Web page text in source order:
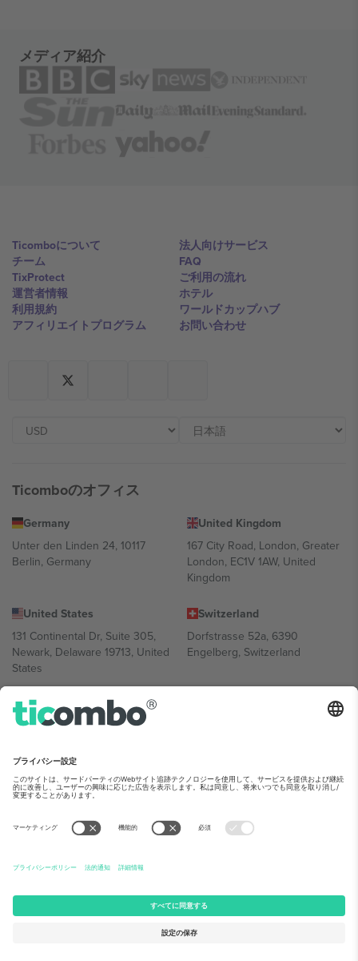
メディア紹介
Ticomboについて
チーム
TixProtect
運営者情報
利用規約
アフィリエイトプログラム
法人向けサービス
FAQ
ご利用の流れ
ホテル
ワールドカップハブ
お問い合わせ
Ticomboのオフィス
Germany
Unter den Linden 24, 10117
Berlin, Germany
United Kingdom
167 City Road, London, Greater
London, EC1V 1AW, United
Kingdom
United States
131 Continental Dr, Suite 305,
Newark, Delaware 19713, United
States
Switzerland
Dorfstrasse 52a, 6390
Engelberg, Switzerland
Bulgaria
Regus Sofia City West, bul
Bulgaria
Mexico
Av Chapultepec 360, Roma
Norte, Cuauhtémoc, 06700
Mexico
Platform provider legal entity might vary depending on location,
event and/or domain.詳細は各イベントページをご確認ください。,
© 2026 Ticombo. 無断転載を禁じます.